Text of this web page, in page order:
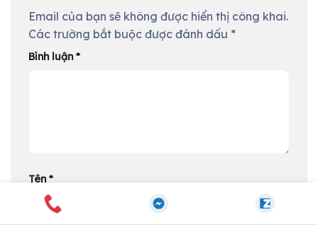
Email của bạn sẽ không được hiển thị công khai.
Các trường bắt buộc được đánh dấu *
Bình luận *
Tên*